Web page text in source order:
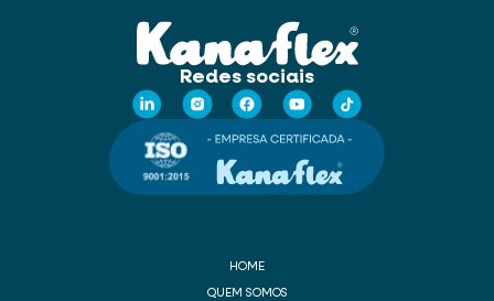
Redes sociais
HOME
QUEM SOMOS